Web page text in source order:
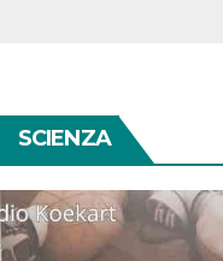
SCIENZA